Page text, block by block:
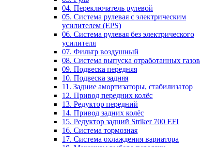
04. Переключатель рулевой
05. Система рулевая с электрическим
усилителем (EPS)
06. Система рулевая без электрического
усилителя
07. Фильтр воздушный
08. Система выпуска отработанных газов
09. Подвеска передняя
10. Подвеска задняя
11. Задние амортизаторы, стабилизатор
12. Привод передних колёс
13. Редуктор передний
14. Привод задних колёс
15. Редуктор задний Striker 700 EFI
16. Система тормозная
17. Система охлаждения вариатора